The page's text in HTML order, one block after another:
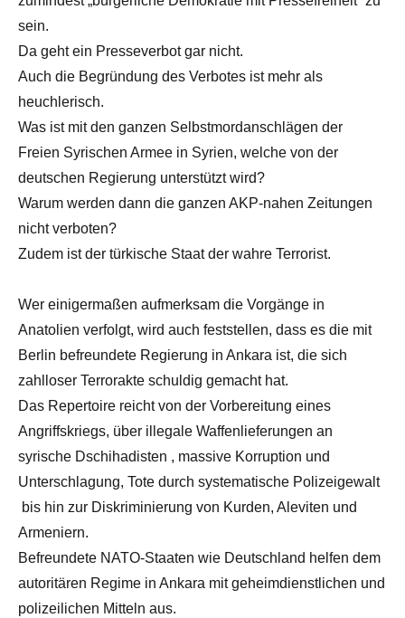
sein.
Da geht ein Presseverbot gar nicht.
Auch die Begründung des Verbotes ist mehr als
heuchlerisch.
Was ist mit den ganzen Selbstmordanschlägen der
Freien Syrischen Armee in Syrien, welche von der
deutschen Regierung unterstützt wird?
Warum werden dann die ganzen AKP-nahen Zeitungen
nicht verboten?
Zudem ist der türkische Staat der wahre Terrorist.
Wer einigermaßen aufmerksam die Vorgänge in
Anatolien verfolgt, wird auch feststellen, dass es die mit
Berlin befreundete Regierung in Ankara ist, die sich
zahlloser Terrorakte schuldig gemacht hat.
Das Repertoire reicht von der Vorbereitung eines
Angriffskriegs, über illegale Waffenlieferungen an
syrische Dschihadisten , massive Korruption und
Unterschlagung, Tote durch systematische Polizeigewalt
bis hin zur Diskriminierung von Kurden, Aleviten und
Armeniern.
Befreundete NATO-Staaten wie Deutschland helfen dem
autoritären Regime in Ankara mit geheimdienstlichen und
polizeilichen Mitteln aus.